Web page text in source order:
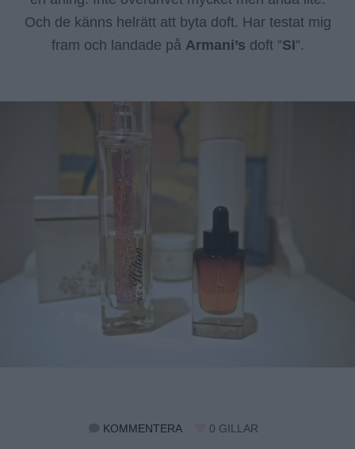
Och de känns helrätt att byta doft. Har testat mig
fram och landade på Armani’s doft ”SI”.
0 GILLAR
KOMMENTERA